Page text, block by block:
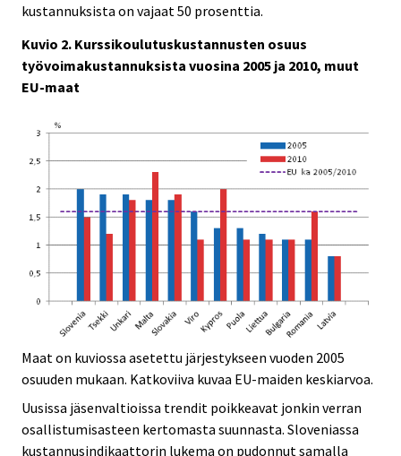
kustannuksista on vajaat 50 prosenttia.
Kuvio 2. Kurssikoulutuskustannusten osuus
työvoimakustannuksista vuosina 2005 ja 2010, muut
EU-maat
Maat on kuviossa asetettu järjestykseen vuoden 2005
osuuden mukaan. Katkoviiva kuvaa EU-maiden keskiarvoa.
Uusissa jäsenvaltioissa trendit poikkeavat jonkin verran
osallistumisasteen kertomasta suunnasta. Sloveniassa
kustannusindikaattorin lukema on pudonnut samalla